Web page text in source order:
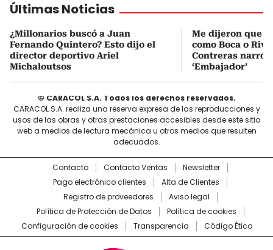
Últimas Noticias
¿Millonarios buscó a Juan
Fernando Quintero? Esto dijo el
director deportivo Ariel
Michaloutsos
Me dijeron que
como Boca o
Contreras narró
‘Embajador’
© CARACOL S.A. Todos los derechos reservados.
CARACOL S.A. realiza una reserva expresa de las reproducciones y
usos de las obras y otras prestaciones accesibles desde este sitio
web a medios de lectura mecánica u otros medios que resulten
adecuados.
Contacto Contacto Ventas
Newsletter
Pago electrónico clientes
Alta de Clientes
Registro de proveedores
Aviso legal
Política de Protección de Datos
Política de cookies
Configuración de cookies
Transparencia Código Ético